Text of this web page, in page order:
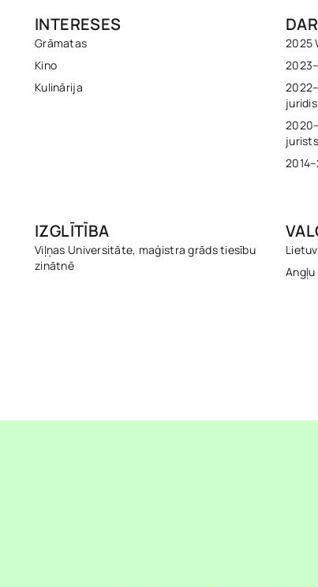
INTERESES
Grāmatas
Kino
Kulinārija
2025
jurists
IZGLĪTĪBA
Viļņas Universitāte, maģistra grāds tiesību
zinātnē
Angļu